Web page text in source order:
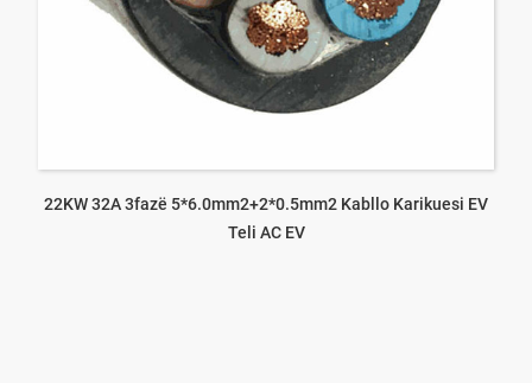
22KW 32A 3fazë 5*6.0mm2+2*0.5mm2 Kabllo Karikuesi EV
Teli AC EV